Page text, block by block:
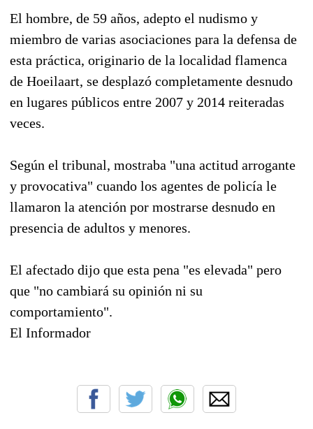
El hombre, de 59 años, adepto el nudismo y
miembro de varias asociaciones para la defensa de
esta práctica, originario de la localidad flamenca
de Hoeilaart, se desplazó completamente desnudo
en lugares públicos entre 2007 y 2014 reiteradas
veces.
Según el tribunal, mostraba "una actitud arrogante
y provocativa" cuando los agentes de policía le
llamaron la atención por mostrarse desnudo en
presencia de adultos y menores.
El afectado dijo que esta pena "es elevada" pero
que "no cambiará su opinión ni su
comportamiento".
El Informador